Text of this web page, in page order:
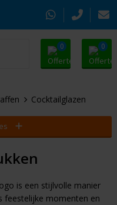
0 0
Cocktailglazen
is een stijlvolle manier
feestelijke momenten en